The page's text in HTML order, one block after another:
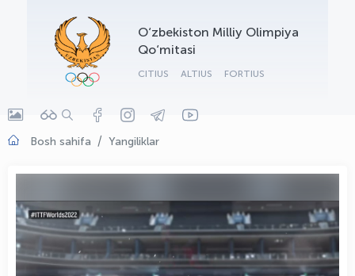
O‘zbekiston Milliy Olimpiya
Qo‘mitasi
CITIUS ALTIUS FORTIUS
Bosh sahifa Yangiliklar
OLYMPCHIK AI - yordamchi
Onlayn · olympic.uz